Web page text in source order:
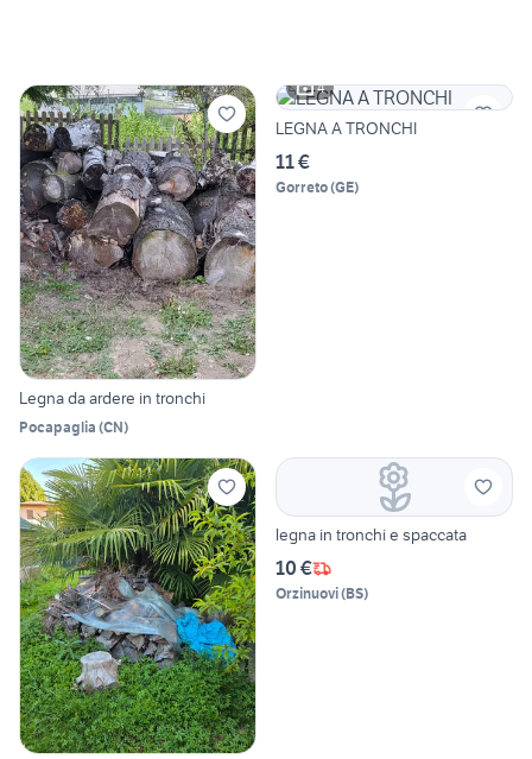
Legna da ardere in tronchi
Pocapaglia (CN)
4
LEGNA A TRONCHI
11 €
Gorreto(GE)
legna in tronchi e spaccata
10 €
Orzinuovi(BS)